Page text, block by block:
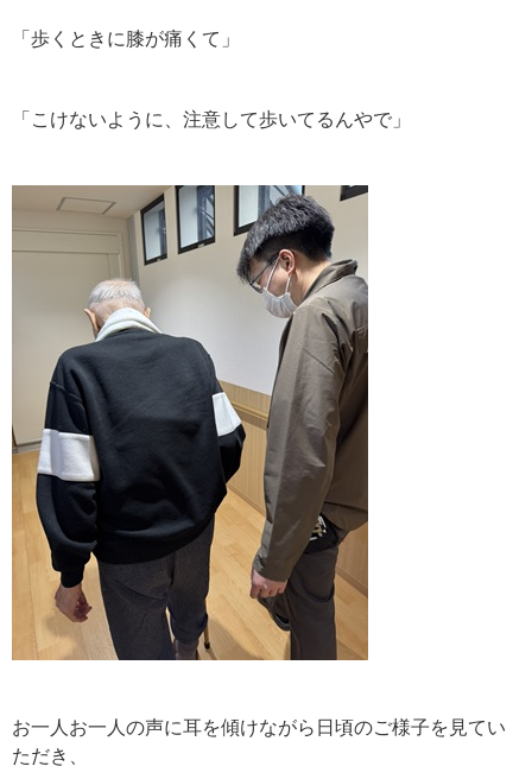
「歩くときに膝が痛くて」
「こけないように、注意して歩いてるんやで」
お一人お一人の声に耳を傾けながら日頃のご様子を見てい
ただき、